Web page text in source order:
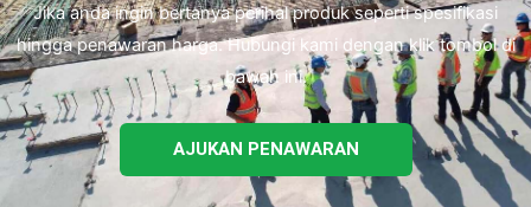
Jika anda ingin bertanya perihal produk seperti spesifikasi
hingga penawaran harga. Hubungi kami dengan klik tombol di
bawah ini.
AJUKAN PENAWARAN